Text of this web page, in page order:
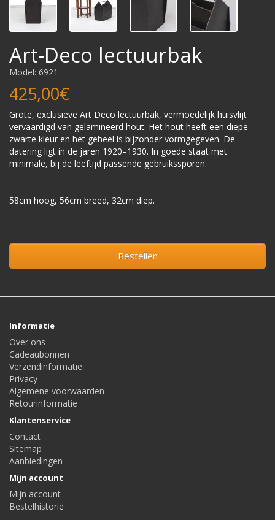
Art-Deco lectuurbak
Model: 6921
425,00€
Grote, exclusieve Art Deco lectuurbak, vermoedelijk huisvlijt
vervaardigd van gelamineerd hout. Het hout heeft een diepe
zwarte kleur en het geheel is bijzonder vormgegeven. De
datering ligt in de jaren 1920–1930. In goede staat met
minimale, bij de leeftijd passende gebruikssporen.
58cm hoog, 56cm breed, 32cm diep.
Bestellen
Informatie
Over ons
Cadeaubonnen
Verzendinformatie
Privacy
Algemene voorwaarden
Retourinformatie
Klantenservice
Contact
Sitemap
Aanbiedingen
Mijn account
Mijn account
Bestelhistorie